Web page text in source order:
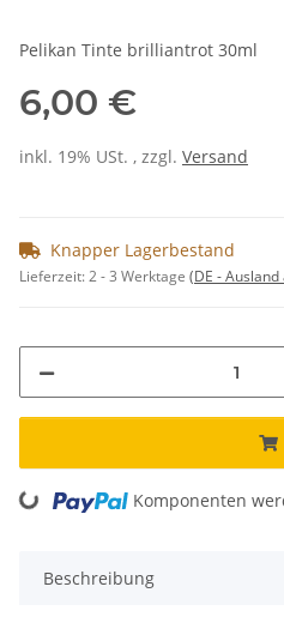
Pelikan Tinte brilliantrot 30ml
6,00 €
inkl. 19% USt. , zzgl. Versand
Knapper Lagerbestand
Lieferzeit:2 - 3 Werktage (DE -
Komponenten
Beschreibung